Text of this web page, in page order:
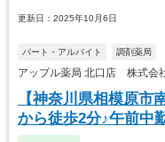
更新日：2025年10月6日
パート・アルバイト 調剤薬局
アップル薬局 北口店 株式会
【神奈川県相模原市
から徒歩2分♪午前中